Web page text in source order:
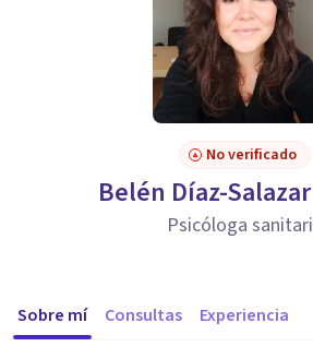
No verificado
Belén Díaz-
Psicóloga
Sobre mí Consultas Experiencia